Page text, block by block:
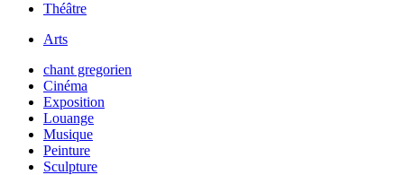
Théâtre
Arts
chant gregorien
Cinéma
Exposition
Louange
Musique
Peinture
Sculpture